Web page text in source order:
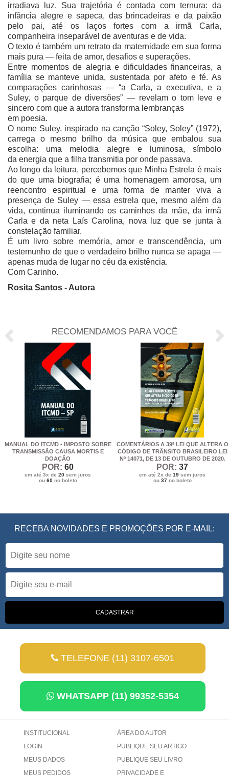
irradiava luz. Sua trajetória é contada com ternura: da
infância alegre e sapeca, das brincadeiras e da paixão
pelo pai, até os laços fortes com a irmã Carla,
companheira inseparável de aventuras e de vida.
O texto é também um retrato da maternidade em sua forma
mais pura — feita de amor, desafios e superações.
Entre momentos de alegria e dificuldades financeiras, a
família se manteve unida, sustentada por afeto e fé. As
comparações carinhosas — “a Carla, a executiva, e a
Suley, o parque de diversões” — revelam o tom leve e
sincero com que a autora transforma lembranças
em poesia.
O nome Suley, inspirado na canção “Soley, Soley” (1972),
carrega o mesmo brilho da música que embalou sua
escolha: uma melodia alegre e luminosa, símbolo
da energia que a filha transmitia por onde passava.
Ao longo da leitura, percebemos que Minha Estrela é mais
do que uma biografia; é uma homenagem amorosa, um
reencontro espiritual e uma forma de manter viva a
presença de Suley — essa estrela que, mesmo além da
vida, continua iluminando os caminhos da mãe, da irmã
Carla e da neta Laís Carolina, nova luz que se junta à
constelação familiar.
É um livro sobre memória, amor e transcendência, um
testemunho de que o verdadeiro brilho nunca se apaga —
apenas muda de lugar no céu da existência.
Com Carinho.
Rosita Santos - Autora
RECOMENDAMOS PARA VOCÊ
MANUAL DO ITCMD - IMPOSTO SOBRE
TRANSMISSÃO CAUSA MORTIS E
DOAÇÃO
POR: 60
em até 3x de 20 sem juros
ou 60no boleto
COMENTÁRIOS A 39ª LEI QUE ALTERA O
CÓDIGO DE TRÂNSITO BRASILEIRO LEI
Nº 14071, DE 13 DE OUTUBRO DE 2020.
POR: 37
em até 2x de 19 sem juros
ou 37no boleto
RECEBA NOVIDADES E PROMOÇÕES POR E-MAIL:
TELEFONE (11) 3107-6501
WHATSAPP (11) 99352-5354
INSTITUCIONAL
LOGIN
MEUS DADOS
MEUS PEDIDOS
ÁREA DO AUTOR
PUBLIQUE SEU ARTIGO
PUBLIQUE SEU LIVRO
PRIVACIDADE E